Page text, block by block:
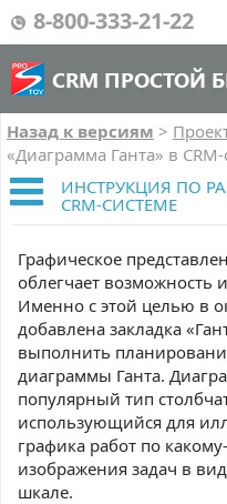
8-800-333-21-22
CRM ПРОСТОЙ
Назад к версиям >
«Диаграмма Ганта» в
ИНСТРУКЦИЯ ПО
CRM-СИСТЕМЕ
Графическое
облегчает возможность
Именно с этой целью в
добавлена закладка
выполнить
диаграммы Ганта.
популярный тип
использующийся для
графика работ по
изображения задач в
шкале.